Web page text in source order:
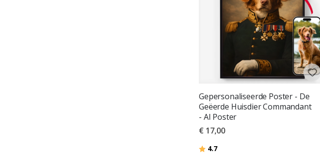
Gepersonaliseerde Poster - De
Geëerde Huisdier Commandant
- AI Poster
€ 17,00
Beoordeling:
4.7